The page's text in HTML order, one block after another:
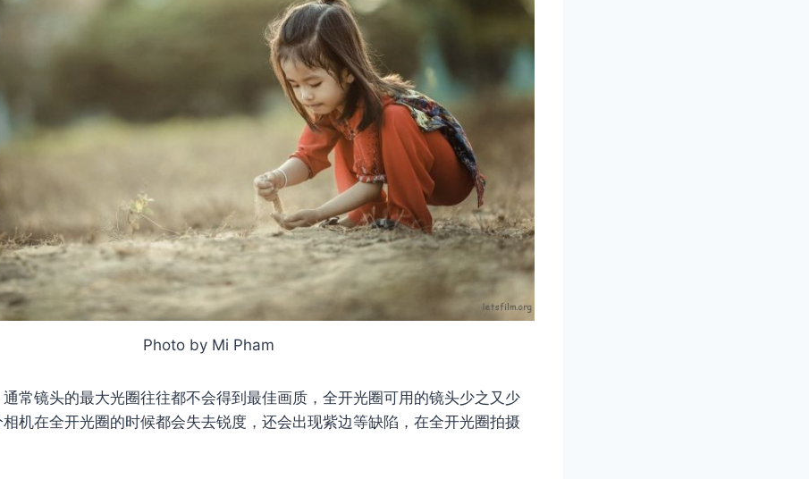
Photo by Mi Pham
常镜头的最大光圈往往都不会得到最佳画质，全开光圈可用的镜头少之又少
机在全开光圈的时候都会失去锐度，还会出现紫边等缺陷，在全开光圈拍摄